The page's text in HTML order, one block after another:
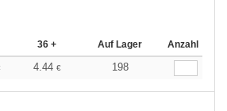
36 + Auf Lager Anzahl
4.44 € 198